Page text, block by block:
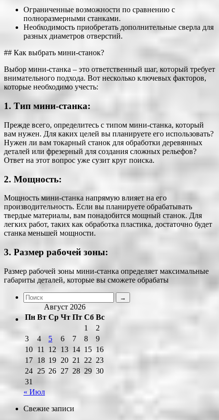
Ограниченные возможности по сравнению с
полноразмерными станками.
Необходимость приобретать дополнительные сверла для
разных диаметров отверстий.
## Как выбрать мини-станок?
Выбор мини-станка – это ответственный шаг, который требует
внимательного подхода. Вот несколько ключевых факторов,
которые необходимо учесть:
1. Тип мини-станка:
Прежде всего, определитесь с типом мини-станка, который
вам нужен. Для каких целей вы планируете его использовать?
Нужен ли вам токарный станок для обработки деревянных
деталей или фрезерный для создания сложных рельефов?
Ответ на этот вопрос уже сузит круг поиска.
2. Мощность:
Мощность мини-станка напрямую влияет на его
производительность. Если вы планируете обрабатывать
твердые материалы, вам понадобится мощный станок. Для
легких работ, таких как обработка пластика, достаточно будет
станка меньшей мощности.
3. Размер рабочей зоны:
Размер рабочей зоны мини-станка определяет максимальные
габариты деталей, которые вы сможете обрабаты
Август 2026
Пн Вт Ср Чт Пт Сб Вс
1
2
3
4 5 6 7 8
9
10 11 12 13 14 15 16
17 18 19 20 21 22 23
24 25 26 27 28 29 30
31
« Июл
Свежие записи